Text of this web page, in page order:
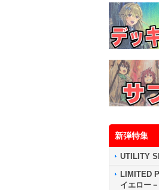
新弾特集
UTILITY
LIMITED
イエロー－